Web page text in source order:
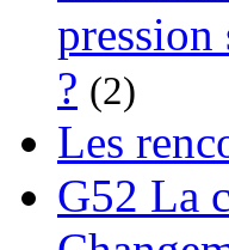
? (2)
Les
G52 La